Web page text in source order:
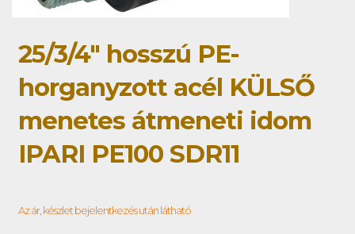
25/3/4" hosszú PE-
horganyzott acél KÜLSŐ
menetes átmeneti idom
IPARI PE100 SDR11
Az ár, készlet bejelentkezés után látható